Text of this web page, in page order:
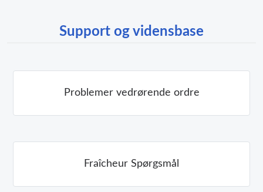
Support og vidensbase
Problemer vedrørende ordre
Fraîcheur Spørgsmål